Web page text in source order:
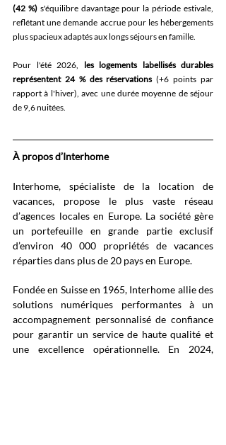
(42 %) s'équilibre davantage pour la période estivale,
reflétant une demande accrue pour les hébergements
plus spacieux adaptés aux longs séjours en famille.
Pour l'été 2026, les logements labellisés durables
représentent 24 % des réservations (+6 points par
rapport à l'hiver), avec une durée moyenne de séjour
de 9,6 nuitées.
À propos d’Interhome
Interhome, spécialiste de la location de
vacances, propose le plus vaste réseau
d’agences locales en Europe. La société gère
un portefeuille en grande partie exclusif
d’environ 40 000 propriétés de vacances
réparties dans plus de 20 pays en Europe.
Fondée en Suisse en 1965, Interhome allie des
solutions numériques performantes à un
accompagnement personnalisé de confiance
pour garantir un service de haute qualité et
une excellence opérationnelle. En 2024,